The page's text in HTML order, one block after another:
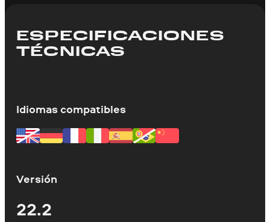
ESPECIFICACIONES
TÉCNICAS
Idiomas compatibles
Versión
22.2